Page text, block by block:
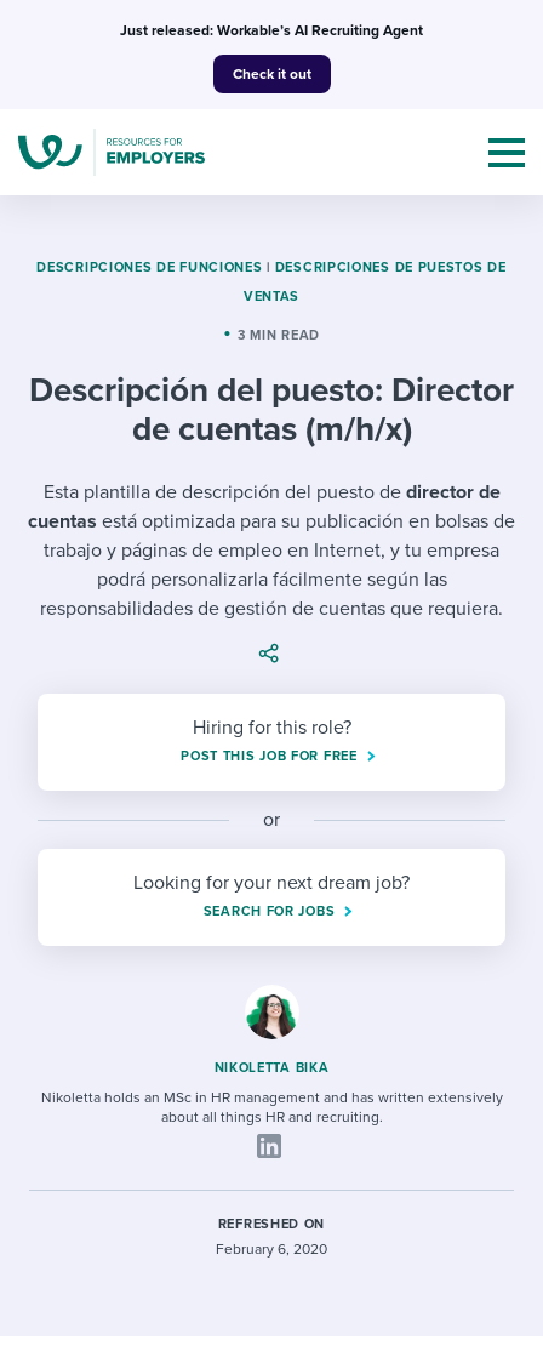
Just released: Workable’s AI Recruiting Agent
Check it out
Topics
Mobilizing AI in my work
Evaluating candidates
Working together with others
Maintaining hiring pipelines
Developing & retaining people
Ensuring compliance
Finding and attracting people
Establishing an employer brand
Templates & Guides
I WANT...
Job description templates
Interview question templates
Policy templates
Step-by-step tutorials
Free ebooks & reports
HR terms
I’m a jobseeker
I WANT TO LEARN ABOUT...
Applying for a job
Interview process
Career development
Modern working life
Attend webinars & events
Workable customer stories
Explore Workable
Request a demo
Start a free trial
DESCRIPCIONES DE FUNCIONES | DESCRIPCIONES DE PUESTOS DE
VENTAS
3 MIN READ
Descripción del puesto: Director
de cuentas (m/h/x)
Esta plantilla de descripción del puesto de director de
cuentas está optimizada para su publicación en bolsas de
trabajo y páginas de empleo en Internet, y tu empresa
podrá personalizarla fácilmente según las
responsabilidades de gestión de cuentas que requiera.
Hiring for this role?
POST THIS JOB FOR FREE
or
Looking for your next dream job?
SEARCH FOR JOBS
NIKOLETTA BIKA
Nikoletta holds an MSc in HR management and has written extensively
about all things HR and recruiting.
REFRESHED ON
February 6, 2020